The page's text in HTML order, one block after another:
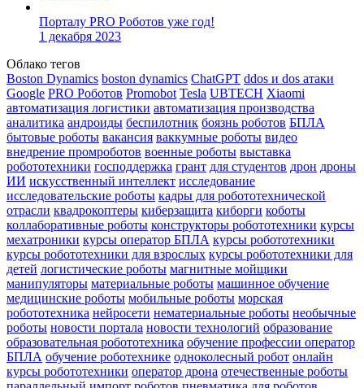
Порталу PRO Роботов уже год!
1 декабря 2023
Облако тегов
Boston Dynamics boston dynamics ChatGPT ddos и dos атаки
Google PRO Роботов Promobot Tesla UBTECH Xiaomi
автоматизация логистики автоматизация производства
аналитика андроиды беспилотник боязнь роботов БПЛА
бытовые роботы вакансия ваккумные роботы видео
внедрение промроботов военные роботы выставка
робототехники господдержка грант для студентов дрон дроны
ИИ искусственный интеллект исследование
исследовательские роботы кадры для робототехнической
отрасли квадрокоптеры киберзащита киборги коботы
коллаборативные роботы конструкторы робототехники курсы
мехатроники курсы оператор БПЛА курсы робототехники
курсы робототехники для взрослых курсы робототехники для
детей логистические роботы магнитные мойщики
манипуляторы материальные роботы машинное обучение
медицинские роботы мобильные роботы морская
робототехника нейросети нематериальные роботы необычные
роботы новости портала новости технологий образование
образовательная робототехника обучение профессии оператор
БПЛА обучение роботехнике одноколесный робот онлайн
курсы робототехники оператор дрона отечественные роботы